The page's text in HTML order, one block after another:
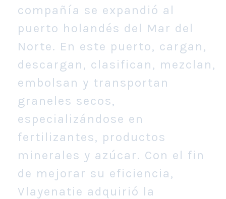
compañía se expandió al
puerto holandés del Mar del
Norte. En este puerto, cargan,
descargan, clasifican, mezclan,
embolsan y transportan
graneles secos,
especializándose en
fertilizantes, productos
minerales y azúcar. Con el fin
de mejorar su eficiencia,
Vlayenatie adquirió la